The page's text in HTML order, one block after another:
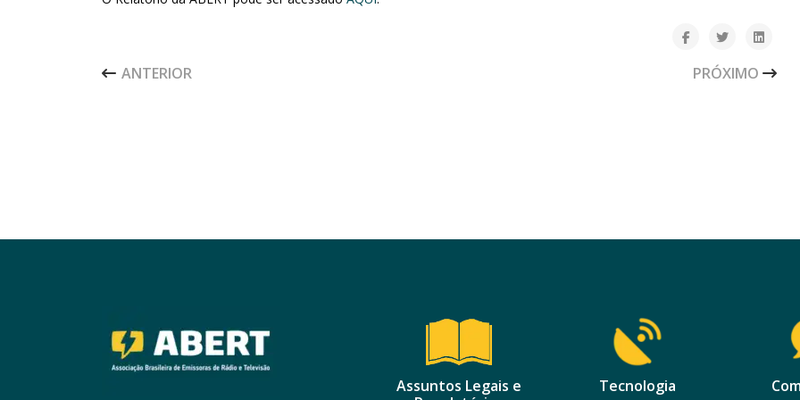
ARTIGO ANTERIOR: CAMPANHA “RÁDIO, É SÓ LIGAR” JÁ ESTÁ NO AR!
ANTERIOR PRÓXIMO
PRÓXIMO
Assuntos Legais e
Tecnologia